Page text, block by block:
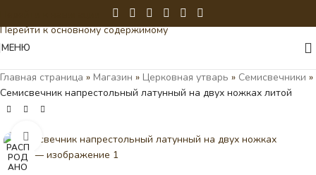
Перейти к основному содержимому
МЕНЮ
Главная страница » Магазин » Церковная утварь » Семисвечники »
Семисвечник напрестольный латунный на двух ножках литой
РАСП
РОД
АНО
Нажмите, чтобы увеличить